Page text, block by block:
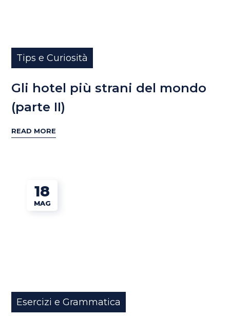
Tips e Curiosità
Gli hotel più strani del mondo
(parte II)
READ MORE
18
MAG
Esercizi e Grammatica